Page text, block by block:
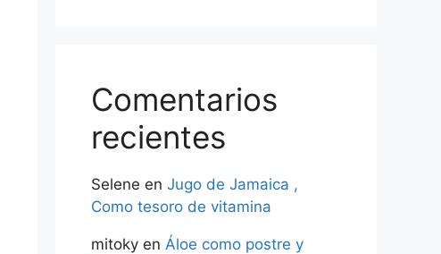
Comentarios
recientes
Selene en Jugo de Jamaica ,
Como tesoro de vitamina
mitoky en Áloe como postre y